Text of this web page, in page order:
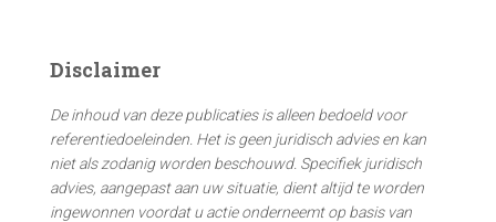
n
a
a
r
:
Disclaimer
De inhoud van deze publicaties is alleen bedoeld voor
referentiedoeleinden. Het is geen juridisch advies en kan
niet als zodanig worden beschouwd. Specifiek juridisch
advies, aangepast aan uw situatie, dient altijd te worden
ingewonnen voordat u actie onderneemt op basis van